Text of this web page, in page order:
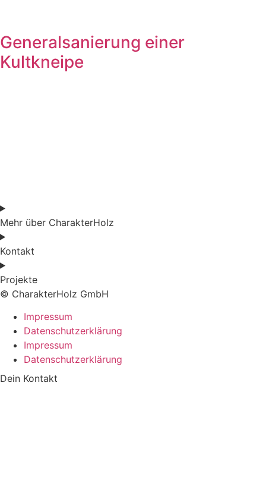
Generalsanierung einer
Kultkneipe
Mehr über CharakterHolz
Kontakt
Projekte
© CharakterHolz GmbH
Impressum
Datenschutzerklärung
Impressum
Datenschutzerklärung
Dein Kontakt